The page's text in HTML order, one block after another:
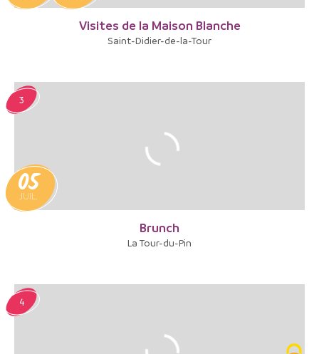
Visites de la Maison Blanche
Saint-Didier-de-la-Tour
Brunch
La Tour-du-Pin
05
JUIL.
3
4